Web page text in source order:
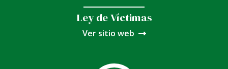
Ley de Víctimas
Ver sitio web